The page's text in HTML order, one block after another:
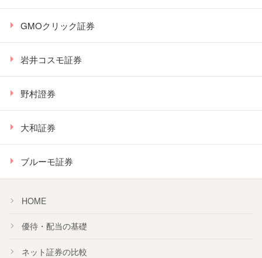
GMOクリック証券
岩井コスモ証券
野村證券
大和証券
ブルーモ証券
HOME
優待・配当の基礎
ネット証券の比較